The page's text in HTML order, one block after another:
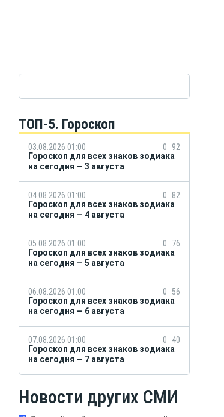
ТОП-5. Гороскоп
03.08.2026 01:00 0
92
Гороскоп для всех знаков зодиака
на сегодня — 3 августа
04.08.2026 01:00 0
82
Гороскоп для всех знаков зодиака
на сегодня — 4 августа
05.08.2026 01:00 0
76
Гороскоп для всех знаков зодиака
на сегодня — 5 августа
06.08.2026 01:00 0 56
Гороскоп для всех знаков зодиака
на сегодня — 6 августа
07.08.2026 01:00 0
40
Гороскоп для всех знаков зодиака
на сегодня — 7 августа
Новости других СМИ